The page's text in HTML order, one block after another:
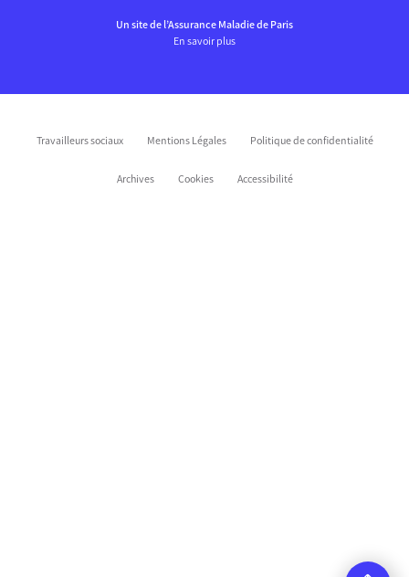
Un site de l’Assurance Maladie de Paris
En savoir plus
Travailleurs sociaux Mentions Légales Politique de confidentialité
Archives Cookies Accessibilité